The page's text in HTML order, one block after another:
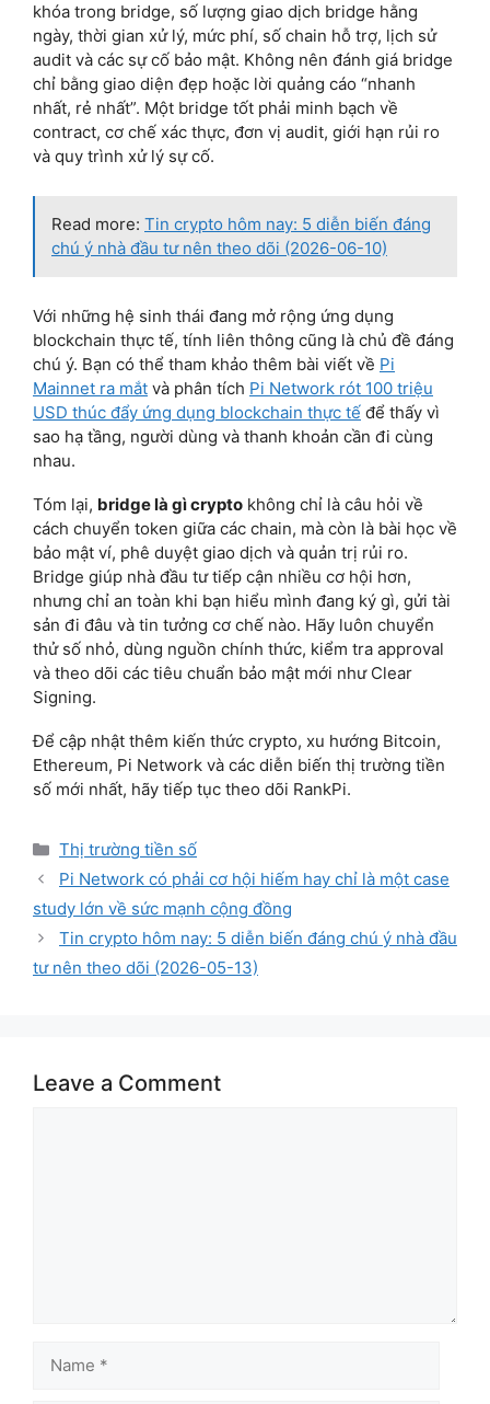
khóa trong bridge, số lượng giao dịch bridge hằng
ngày, thời gian xử lý, mức phí, số chain hỗ trợ, lịch sử
audit và các sự cố bảo mật. Không nên đánh giá bridge
chỉ bằng giao diện đẹp hoặc lời quảng cáo “nhanh
nhất, rẻ nhất”. Một bridge tốt phải minh bạch về
contract, cơ chế xác thực, đơn vị audit, giới hạn rủi ro
và quy trình xử lý sự cố.
Read more: Tin crypto hôm nay: 5 diễn biến đáng
chú ý nhà đầu tư nên theo dõi (2026-06-10)
Với những hệ sinh thái đang mở rộng ứng dụng
blockchain thực tế, tính liên thông cũng là chủ đề đáng
chú ý. Bạn có thể tham khảo thêm bài viết về Pi
Mainnet ra mắt và phân tích Pi Network rót 100 triệu
USD thúc đẩy ứng dụng blockchain thực tế để thấy vì
sao hạ tầng, người dùng và thanh khoản cần đi cùng
nhau.
Tóm lại, bridge là gì crypto không chỉ là câu hỏi về
cách chuyển token giữa các chain, mà còn là bài học về
bảo mật ví, phê duyệt giao dịch và quản trị rủi ro.
Bridge giúp nhà đầu tư tiếp cận nhiều cơ hội hơn,
nhưng chỉ an toàn khi bạn hiểu mình đang ký gì, gửi tài
sản đi đâu và tin tưởng cơ chế nào. Hãy luôn chuyển
thử số nhỏ, dùng nguồn chính thức, kiểm tra approval
và theo dõi các tiêu chuẩn bảo mật mới như Clear
Signing.
Để cập nhật thêm kiến thức crypto, xu hướng Bitcoin,
Ethereum, Pi Network và các diễn biến thị trường tiền
số mới nhất, hãy tiếp tục theo dõi RankPi.
Categories
Thị trường tiền số
Pi Network có phải cơ hội hiếm hay chỉ là một case
study lớn về sức mạnh cộng đồng
Tin crypto hôm nay: 5 diễn biến đáng chú ý nhà đầu
tư nên theo dõi (2026-05-13)
Leave a Comment